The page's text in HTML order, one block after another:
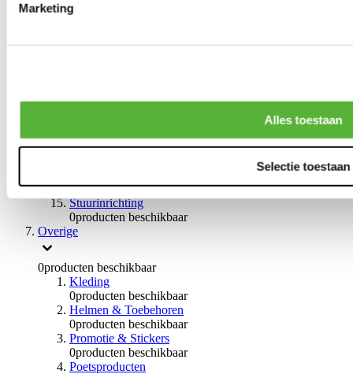
Marketing
Alles toestaan
Selectie toestaan
0producten beschikbaar
0producten beschikbaar
Remmen overige
0producten beschikbaar
Stuurinrichting
0producten beschikbaar
Overige
0producten beschikbaar
Kleding
0producten beschikbaar
Helmen & Toebehoren
0producten beschikbaar
Promotie & Stickers
0producten beschikbaar
Poetsproducten